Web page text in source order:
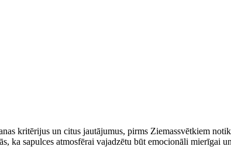
kritērijus un citus jautājumus, pirms Ziemassvētkiem
ka sapulces atmosfērai vajadzētu būt emocionāli mierīgai